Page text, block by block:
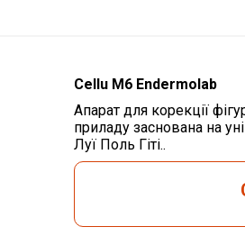
Cellu M6 Endеrmolab
Апарат для корекції
приладу заснована на
Луї Поль Гіті..